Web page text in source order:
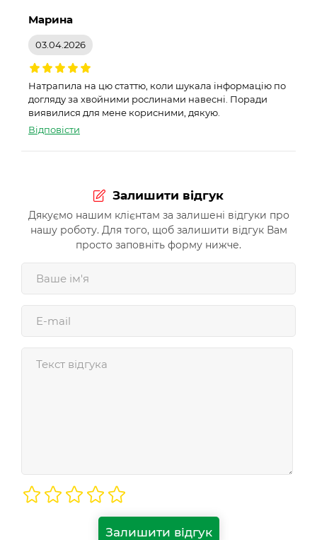
Марина
03.04.2026
Натрапила на цю статтю, коли шукала інформацію по
догляду за хвойними рослинами навесні. Поради
виявилися для мене корисними, дякую.
Відповісти
Залишити відгук
Дякуємо нашим клієнтам за залишені відгуки про
нашу роботу. Для того, щоб залишити відгук Вам
просто заповніть форму нижче.
Залишити відгук